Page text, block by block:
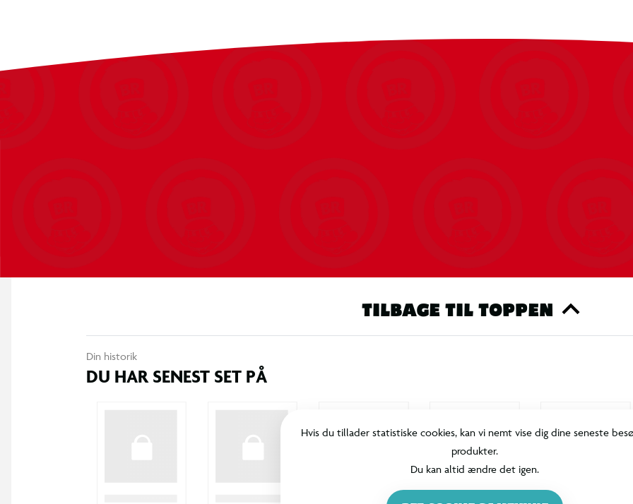
TILBAGE TIL TOPPEN
Din historik
DU HAR SENEST SET PÅ
Hvis du tillader statistiske cookies, kan vi nemt vise dig dine seneste
produkter.
Du kan altid ændre det igen.